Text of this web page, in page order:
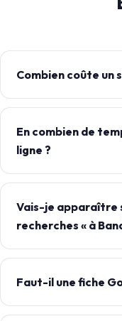
Combien coûte un
En combien de
ligne ?
Vais-je apparaître
recherches « à
Faut-il une fiche